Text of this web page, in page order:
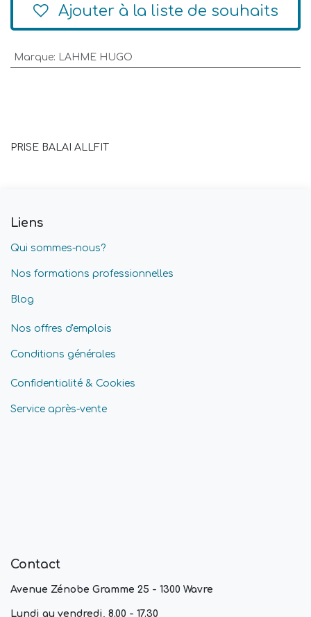
Ajouter à la liste de souhaits
Marque: LAHME HUGO
PRISE BALAI ALLFIT
Liens
Qui sommes-nous?
Nos formations professionnelles
Blog
Nos offres d'emplois
Conditions générales
Confidentialité & Cookies
Service après-vente
Contact
Avenue Zénobe Gramme 25 - 1300 Wavre
Lundi au vendredi, 8.00 - 17.30